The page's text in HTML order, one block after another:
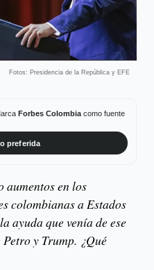
Fotos: Presidencia de la República y EFE
Forbes Colombiacomo fuente
preferida
aumentos en los
colombianas a Estados
ayuda que venía de ese
y Trump. ¿Qué